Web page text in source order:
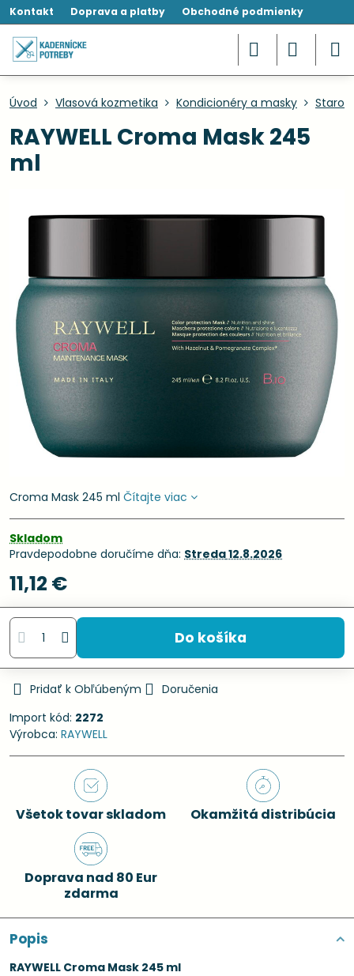
Kontakt Doprava a platby Obchodné podmienky
Úvod Vlasová kozmetika Kondicionéry a masky
RAYWELL Croma Mask 245
ml
Croma Mask 245 ml Čítajte viac
Skladom
Pravdepodobne doručíme dňa: Streda12.8.2026
11,12 €
Do košíka
Pridať k Obľúbeným
Doručenia
Import kód: 2272
Výrobca: RAYWELL
Všetok tovar skladom Okamžitá distribúcia
Doprava nad 80 Eur
zdarma
Popis
RAYWELL Croma Mask 245 ml